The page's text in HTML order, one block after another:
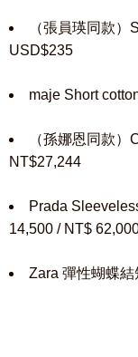
（張員瑛同款
USD$235
maje Short
（孫娜恩同款
NT$27,244
Prada
14,500 / NT$
Zara 彈性蝴蝶